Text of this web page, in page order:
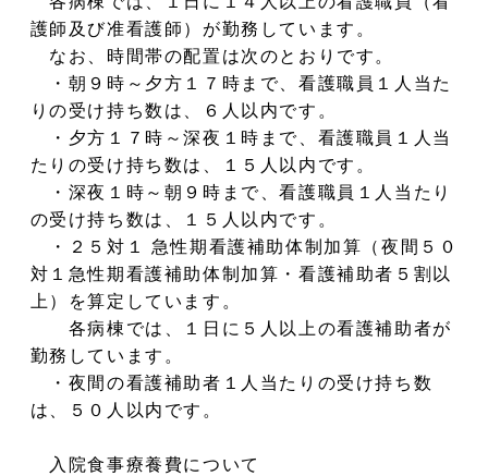
護師及び准看護師）が勤務しています。
なお、時間帯の配置は次のとおりです。
・朝９時～夕方１７時まで、看護職員１人当た
りの受け持ち数は、６人以内です。
・夕方１７時～深夜１時まで、看護職員１人当
たりの受け持ち数は、１５人以内です。
・深夜１時～朝９時まで、看護職員１人当たり
の受け持ち数は、１５人以内です。
・２５対１ 急性期看護補助体制加算（夜間５０
対１急性期看護補助体制加算・看護補助者５割以
上）を算定しています。
各病棟では、１日に５人以上の看護補助者が
勤務しています。
・夜間の看護補助者１人当たりの受け持ち数
は、５０人以内です。
入院食事療養費について